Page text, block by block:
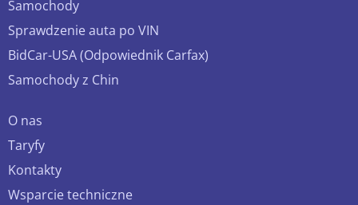
Samochody
Sprawdzenie auta po VIN
BidCar-USA (Odpowiednik Carfax)
Samochody z Chin
O nas
Taryfy
Kontakty
Wsparcie techniczne